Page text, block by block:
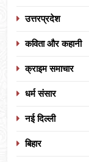
उत्तरप्रदेश
कविता और कहानी
क्राइम समाचार
धर्म संसार
नई दिल्ली
बिहार